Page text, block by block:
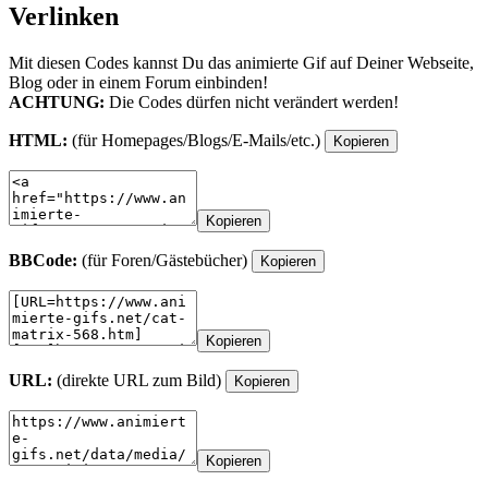
Verlinken
Mit diesen Codes kannst Du das animierte Gif auf Deiner Webseite,
Blog oder in einem Forum einbinden!
ACHTUNG: Die Codes dürfen nicht verändert werden!
HTML: (für Homepages/Blogs/E-Mails/etc.) Kopieren
Kopieren
BBCode: (für Foren/Gästebücher) Kopieren
Kopieren
URL: (direkte URL zum Bild) Kopieren
Kopieren